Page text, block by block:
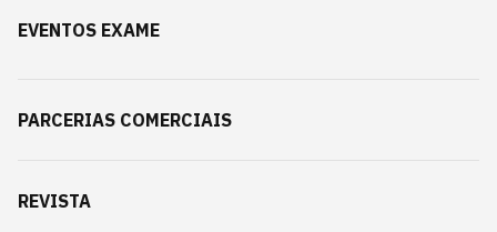
EVENTOS EXAME
PARCERIAS COMERCIAIS
REVISTA